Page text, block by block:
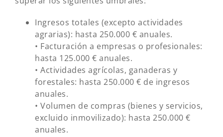
Ingresos totales (excepto actividades
agrarias): hasta 250.000 € anuales.
• Facturación a empresas o profesionales:
hasta 125.000 € anuales.
• Actividades agrícolas, ganaderas y
forestales: hasta 250.000 € de ingresos
anuales.
• Volumen de compras (bienes y servicios,
excluido inmovilizado): hasta 250.000 €
anuales.